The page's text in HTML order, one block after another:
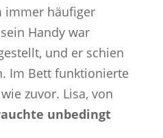
immer häufiger
Handy war
und er schien
Im Bett funktionierte
zuvor. Lisa, von
unbedingt